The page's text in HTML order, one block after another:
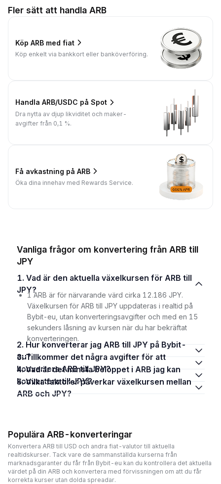
Fler sätt att handla ARB
Köp ARB med fiat
Köp enkelt via bankkort eller banköverföring.
Handla ARB/USDC på Spot
Dra nytta av djup likviditet och maker-
avgifter från 0,1 %.
Få avkastning på ARB
Öka dina innehav med Rewards Service.
Vanliga frågor om konvertering från ARB till
JPY
1. Vad är den aktuella växelkursen för ARB till
JPY?
1 ARB är för närvarande värd cirka 12.186 JPY.
Växelkursen för ARB till JPY uppdateras i realtid på
Bybit-eu, utan konverteringsavgifter och med en 15
sekunders låsning av kursen när du har bekräftat
konverteringen.
2. Hur konverterar jag ARB till JPY på Bybit-
eu?
3. Tillkommer det några avgifter för att
konvertera ARB till JPY?
4. Vad är det minsta beloppet i ARB jag kan
konvertera till JPY?
5. Vilka faktorer påverkar växelkursen mellan
ARB och JPY?
Populära ARB-konverteringar
Konvertera ARB till USD och andra fiat-valutor till aktuella
realtidskurser. Tack vare de sammanställda kurserna från
marknadsgaranter du får från Bybit-eu kan du kontrollera det aktuella
värdet på din ARB och konvertera med förvissningen om att du får
korrekta kurser utan dolda spreadar.